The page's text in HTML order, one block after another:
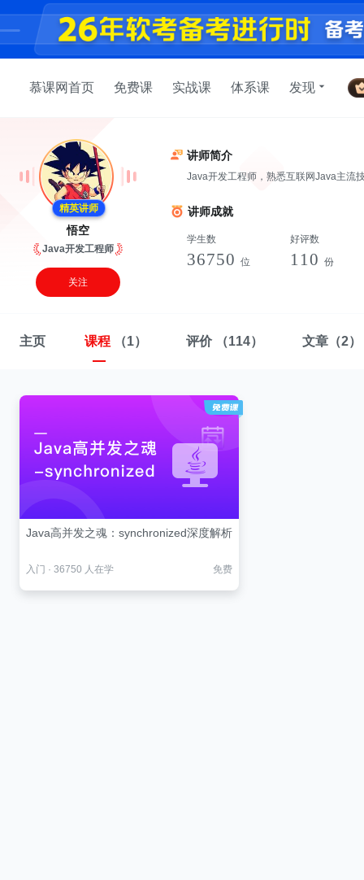
慕课网首页 免费课 实战课 体系课 发现
精英讲师
悟空
Java开发工程师
关注
讲师简介
Java开发工程师，熟悉互联网Java主流
讲师成就
学生数
36750 位
好评数
110 份
主页 课程 （1） 评价 （114） 文章 （2）
Java高并发之魂：synchronized深度解析
入门 · 36750 人在学 免费